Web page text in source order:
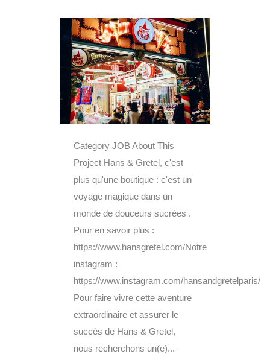
Category JOB About This
Project Hans & Gretel, c'est
plus qu'une boutique : c'est un
voyage magique dans un
monde de douceurs sucrées .
Pour en savoir plus :
https://www.hansgretel.com/Notre
instagram :
https://www.instagram.com/hansandgretelparis/
Pour faire vivre cette aventure
extraordinaire et assurer le
succès de Hans & Gretel,
nous recherchons un(e)...